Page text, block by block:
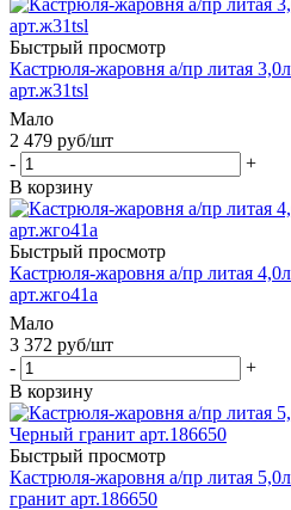
Быстрый просмотр
Кастрюля-жаровня а/пр литая
арт.ж31tsl
Мало
2 479 руб/шт
-
+
В корзину
Быстрый просмотр
Кастрюля-жаровня а/пр литая
арт.жго41а
Мало
3 372 руб/шт
-
+
В корзину
Быстрый просмотр
Кастрюля-жаровня а/пр литая
гранит арт.186650